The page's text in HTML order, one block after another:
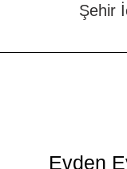
Şehir
Evden